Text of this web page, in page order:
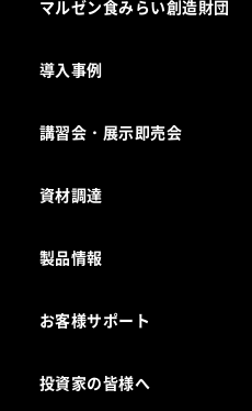
製品の開発
事業所一覧
マルゼン食みらい創造財団
導入事例
講習会・展示即売会
資材調達
製品情報
電気・ガス別厨房機器
お客様サポート
投資家の皆様へ